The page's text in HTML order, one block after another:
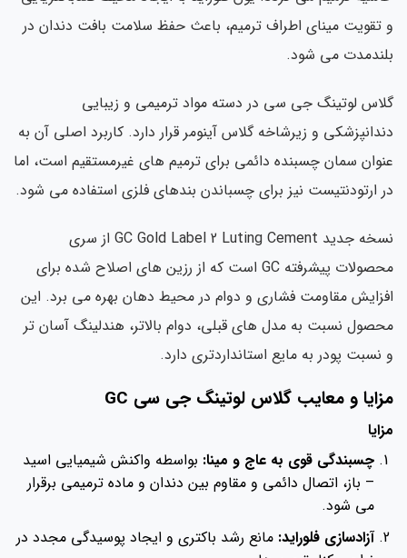
و تقویت مینای اطراف ترمیم، باعث حفظ سلامت بافت دندان در
بلندمدت می شود.
گلاس لوتینگ جی سی در دسته مواد ترمیمی و زیبایی
دندانپزشکی و زیرشاخه گلاس آینومر قرار دارد. کاربرد اصلی آن به
عنوان سمان چسبنده دائمی برای ترمیم های غیرمستقیم است، اما
در ارتودنتیست نیز برای چسباندن بندهای فلزی استفاده می شود.
نسخه جدید GC Gold Label 2 Luting Cement از سری
محصولات پیشرفته GC است که از رزین های اصلاح شده برای
افزایش مقاومت فشاری و دوام در محیط دهان بهره می برد. این
محصول نسبت به مدل های قبلی، دوام بالاتر، هندلینگ آسان تر
و نسبت پودر به مایع استانداردتری دارد.
مزایا و معایب گلاس لوتینگ جی سی GC
مزایا
چسبندگی قوی به عاج و مینا: بواسطه واکنش شیمیایی اسید
– باز، اتصال دائمی و مقاوم بین دندان و ماده ترمیمی برقرار
می شود.
آزادسازی فلوراید: مانع رشد باکتری و ایجاد پوسیدگی مجدد در